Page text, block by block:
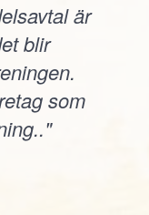
är
blir
som